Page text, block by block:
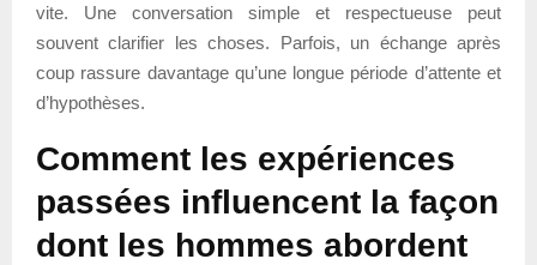
vite. Une conversation simple et respectueuse peut
souvent clarifier les choses. Parfois, un échange après
coup rassure davantage qu’une longue période d’attente et
d’hypothèses.
Comment les expériences
passées influencent la façon
dont les hommes abordent